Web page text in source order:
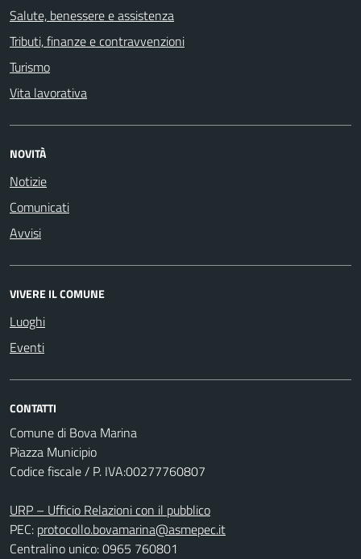
Salute, benessere e assistenza
Tributi, finanze e contravvenzioni
Turismo
Vita lavorativa
NOVITÀ
Notizie
Comunicati
Avvisi
VIVERE IL COMUNE
Luoghi
Eventi
CONTATTI
Comune di Bova Marina
Piazza Municipio
Codice fiscale / P. IVA:00277760807
URP – Ufficio Relazioni con il pubblico
PEC: protocollo.bovamarina@asmepec.it
Centralino unico: 0965 760801